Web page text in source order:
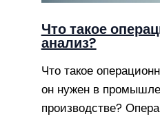
Что такое
анализ?
Что такое
он нужен в
производстве?